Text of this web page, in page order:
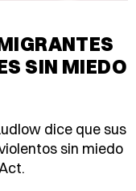
SIN MIEDO
dice que sus
sin miedo